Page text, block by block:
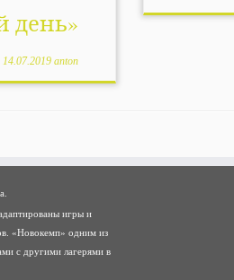
день»
14.07.2019 anton
игры и
«Новокемп» одним из
с другими лагерями в